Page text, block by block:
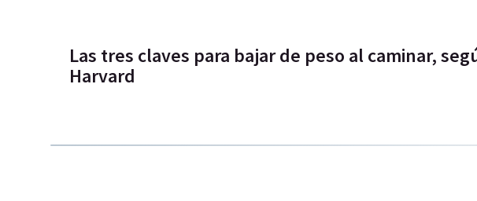
Las tres claves para bajar de peso al caminar,
Harvard